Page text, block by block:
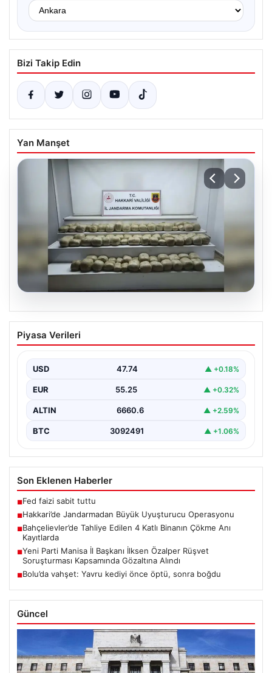
Bizi Takip Edin
Yan Manşet
07.08.2026
Hakkari’de Jandarmadan Büyük
Uyuşturucu Operasyonu
gerçekleştirilen başarılı bir operasyonda, yüklü miktarda
esrar ele geçirildi.…
Piyasa Verileri
USD 47.74 ▲ +0.18%
EUR 55.25 ▲ +0.32%
ALTIN 6660.6 ▲ +2.59%
BTC 3092491 ▲ +1.06%
Son Eklenen Haberler
■Fed faizi sabit tuttu
■Hakkari’de Jandarmadan Büyük Uyuşturucu Operasyonu
■Bahçelievler’de Tahliye Edilen 4 Katlı Binanın Çökme Anı
Kayıtlarda
■Yeni Parti Manisa İl Başkanı İlksen Özalper Rüşvet
Soruşturması Kapsamında Gözaltına Alındı
■Bolu’da vahşet: Yavru kediyi önce öptü, sonra boğdu
Güncel